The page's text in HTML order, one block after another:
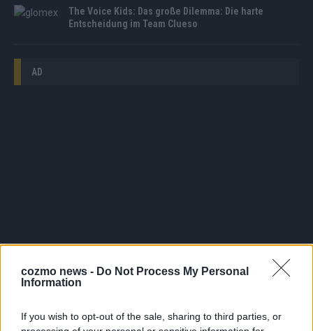
cozmo news - Do Not Process My Personal
Information
If you wish to opt-out of the sale, sharing to third parties, or
The Voice Kids: Das große Dilemma: Die harte
Entscheidung im Team Clueso
AD